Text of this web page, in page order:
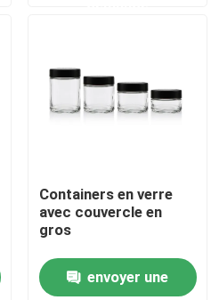
Containers en verre
avec couvercle en
gros
envoyer une